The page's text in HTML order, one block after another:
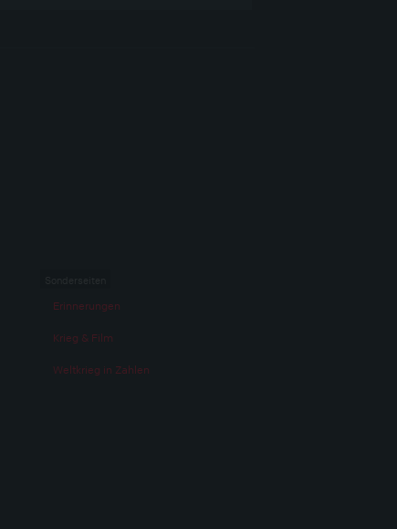
Erinnerungen
Krieg & Film
Weltkrieg in Zahlen